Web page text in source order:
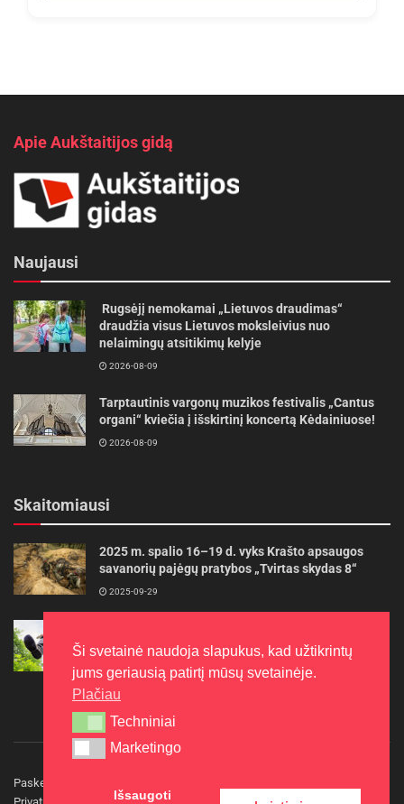
Apie Aukštaitijos gidą
Naujausi
Rugsėjį nemokamai „Lietuvos draudimas“
draudžia visus Lietuvos moksleivius nuo
nelaimingų atsitikimų kelyje
2026-08-09
Tarptautinis vargonų muzikos festivalis „Cantus
organi“ kviečia į išskirtinį koncertą Kėdainiuose!
2026-08-09
Skaitomiausi
2025 m. spalio 16–19 d. vyks Krašto apsaugos
savanorių pajėgų pratybos „Tvirtas skydas 8“
2025-09-29
ilgiau
2022-06-27
Paskelbkite naujieną
Ši svetainė naudoja slapukus, kad užtikrintų
jums geriausią patirtį mūsų svetainėje.
Plačiau
Techniniai
Techniniai
Marketingo
Marketingo
Išsaugoti